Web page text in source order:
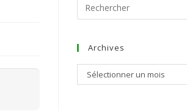
Archives
Sélectionner un mois